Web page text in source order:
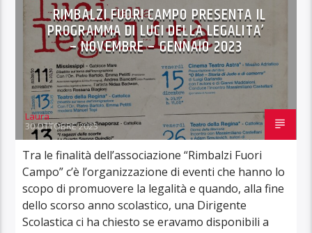
RIMBALZI FUORI CAMPO PRESENTA IL
PROGRAMMA DI LUCI DELLA LEGALITA’
– NOVEMBRE – GENNAIO 2023
Laura
30 OTTOBRE 2023
Tra le finalità dell’associazione “Rimbalzi Fuori
Campo” c’è l’organizzazione di eventi che hanno lo
scopo di promuovere la legalità e quando, alla fine
dello scorso anno scolastico, una Dirigente
Scolastica ci ha chiesto se eravamo disponibili a